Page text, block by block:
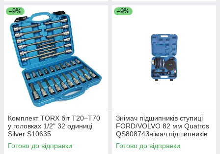
–9%
Комплект TORX біт T20–T70
у головках 1/2" 32 одиниці
Silver S10635
Готово до відправки
–9%
Знімач підшипників ступиці
FORD/VOLVO 82 мм Quatros
QS80874Знімач підшипників
ступиці FORD/VOLVO 82 мм
Quatros QS80874
Готово до відправки